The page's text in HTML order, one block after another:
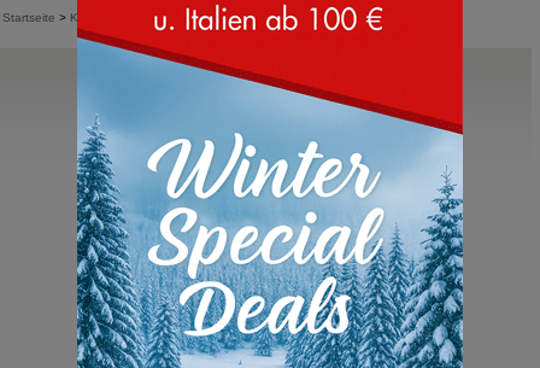
Startseite > Kinder Winterschuhe
Sorel
Caribootie Baby